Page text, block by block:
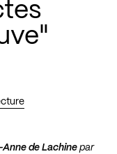
de Lachine par